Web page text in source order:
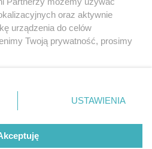
by GOD
oraz aktywnie
urządzenia do celów
Twoją prywatność, prosimy
w lewym dolnym rogu strony
danych nie wymagają
będą miały
witrynie.
USTAWIENIA